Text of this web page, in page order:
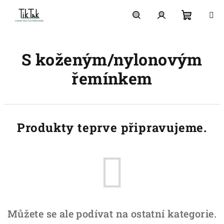
obsah
košík
S koženým/nylonovým
řemínkem
Produkty teprve připravujeme.
Můžete se ale podívat na ostatní kategorie.